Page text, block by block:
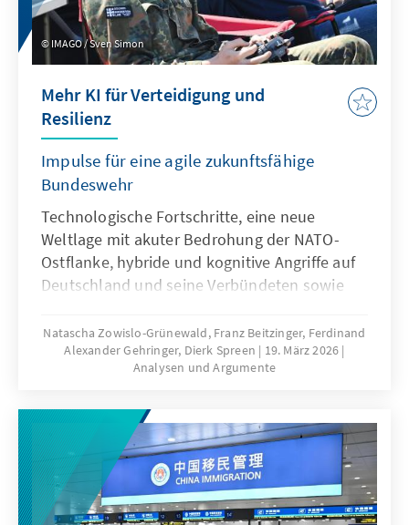
IMAGO / Sven Simon
Mehr KI für Verteidigung und
Resilienz
Impulse für eine agile zukunftsfähige
Bundeswehr
Technologische Fortschritte, eine neue
Weltlage mit akuter Bedrohung der NATO-
Ostflanke, hybride und kognitive Angriffe auf
Deutschland und seine Verbündeten sowie
stellen die Bundeswehr vor neue
Herausforderungen. Künstliche Intelligenz ist
aber nicht nur Treiber bei diesen
Antwort. Dafür bedarf es einer KI-Strategie,
die wesentliche Herausforderungen gezielt
adressiert und die Möglichkeiten von KI nach
ethischen Richtlinien aktiv nutzt, um effizient
abschrecken zu können.
Natascha Zowislo-Grünewald, Franz Beitzinger, Ferdinand
Alexander Gehringer, Dierk Spreen
19. März 2026
Analysen und Argumente